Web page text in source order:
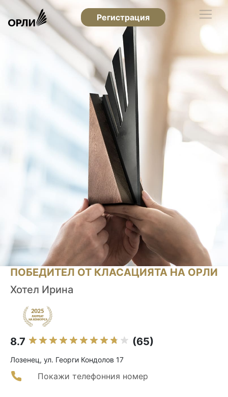
Регистрация
ПОБЕДИТЕЛ ОТ КЛАСАЦИЯТА НА ОРЛИ
Хотел Ирина
8.7 (65)
Лозенец, ул. Георги Кондолов 17
Покажи телефонния номер